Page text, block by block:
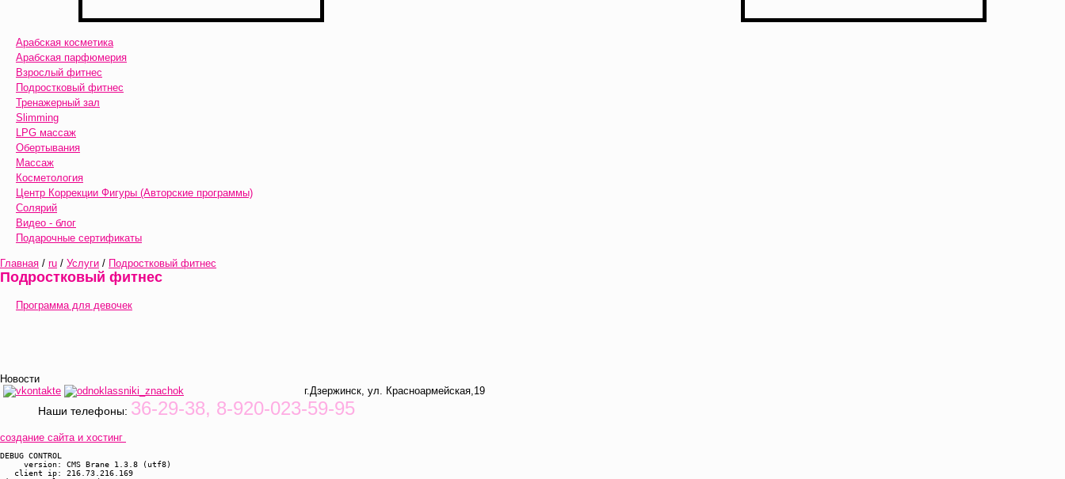
Арабская косметика
Арабская парфюмерия
Взрослый фитнес
Подростковый фитнес
Тренажерный зал
Slimming
LPG массаж
Обертывания
Массаж
Косметология
Центр Коррекции Фигуры (Авторские программы)
Солярий
Видео - блог
Подарочные сертификаты
Главная / ru / Услуги / Подростковый фитнес
Подростковый фитнес
Программа для девочек
Новости
г.Дзержинск, ул. Красноармейская,19
Наши телефоны: 36-29-38, 8-920-023-59-95
создание сайта и хостинг
DEBUG CONTROL
     version: CMS Brane 1.3.8 (utf8)
   client ip: 216.73.216.169